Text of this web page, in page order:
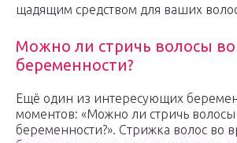
щадящим средством для ваших
Можно ли стричь волосы
беременности?
Ещё один из интересующих
моментов: «Можно ли стричь
беременности?». Стрижка волос во